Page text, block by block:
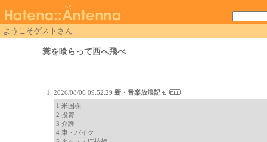
ようこそゲストさん
糞を喰らって西へ飛べ
2026/08/06 09:52:29 新・音楽放浪記
1 米国株
2 投資
3 介護
4 車・バイク